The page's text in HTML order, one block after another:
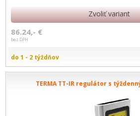
Zvoliť variant
86.24,- €
bez DPH
do 1 - 2 týždňov
TERMA TT-IR regulátor s